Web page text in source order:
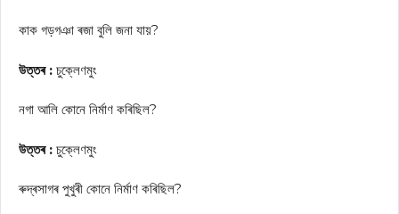
কাক গড়গঞা ৰজা বুলি জনা যায়?
উত্তৰ : চুক্লেণমুং
নগা আলি কোনে নিৰ্মাণ কৰিছিল?
উত্তৰ : চুক্লেণমুং
ৰুদ্ৰসাগৰ পুখুৰী কোনে নিৰ্মাণ কৰিছিল?